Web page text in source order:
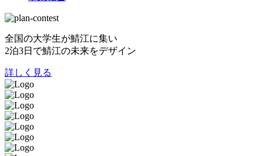
全国の大学生が鯖江に集い
2泊3日で鯖江の未来をデザイン
詳しく見る